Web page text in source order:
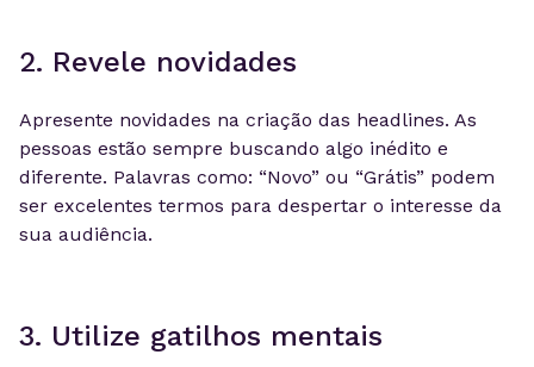
2. Revele novidades
Apresente novidades na criação das headlines. As
pessoas estão sempre buscando algo inédito e
diferente. Palavras como: “Novo” ou “Grátis” podem
ser excelentes termos para despertar o interesse da
sua audiência.
3. Utilize gatilhos mentais